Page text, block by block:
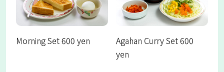
Morning Set 600 yen
Agahan Curry Set 600
yen